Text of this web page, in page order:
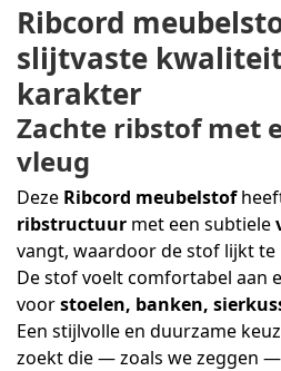
Ribcord
slijtvaste
karakter
Zachte ribstof met
vleug
Deze Ribcord meubelstof
ribstructuur met een subtiele
vangt, waardoor de stof lijkt te
De stof voelt comfortabel aan
voorstoelen, banken,
Een stijlvolle en duurzame
zoekt die — zoals we zeggen —